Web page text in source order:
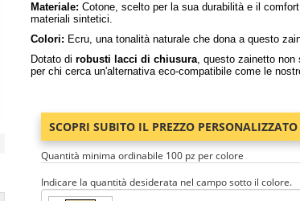
Materiale: Cotone, scelto per la sua durabilità e il
materiali sintetici.
Colori: Ecru, una tonalità naturale che dona a questo
Dotato di robusti lacci di chiusura, questo zainetto non
per chi cerca un'alternativa eco-compatibile come le
SCOPRI SUBITO IL PREZZO PERSONALIZZATO
Quantità minima ordinabile 100 pz per colore
Indicare la quantità desiderata nel campo sotto il colore.